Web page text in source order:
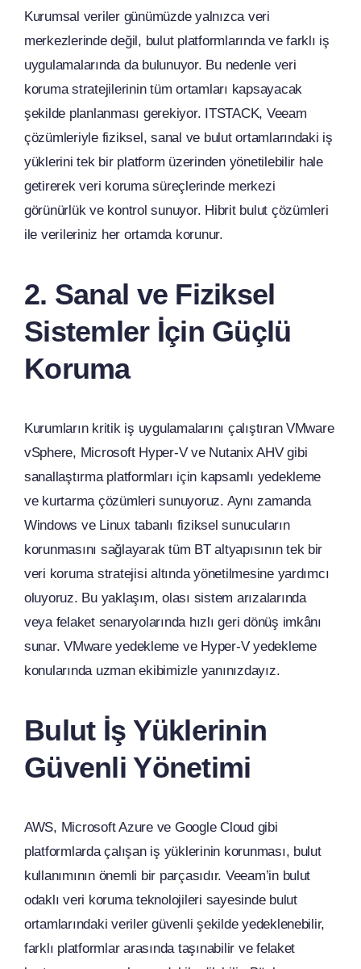
Kurumsal veriler günümüzde yalnızca veri
merkezlerinde değil, bulut platformlarında ve farklı iş
uygulamalarında da bulunuyor. Bu nedenle veri
koruma stratejilerinin tüm ortamları kapsayacak
şekilde planlanması gerekiyor. ITSTACK, Veeam
çözümleriyle fiziksel, sanal ve bulut ortamlarındaki iş
yüklerini tek bir platform üzerinden yönetilebilir hale
getirerek veri koruma süreçlerinde merkezi
görünürlük ve kontrol sunuyor. Hibrit bulut çözümleri
ile verileriniz her ortamda korunur.
2. Sanal ve Fiziksel
Sistemler İçin Güçlü
Koruma
Kurumların kritik iş uygulamalarını çalıştıran VMware
vSphere, Microsoft Hyper-V ve Nutanix AHV gibi
sanallaştırma platformları için kapsamlı yedekleme
ve kurtarma çözümleri sunuyoruz. Aynı zamanda
Windows ve Linux tabanlı fiziksel sunucuların
korunmasını sağlayarak tüm BT altyapısının tek bir
veri koruma stratejisi altında yönetilmesine yardımcı
oluyoruz. Bu yaklaşım, olası sistem arızalarında
veya felaket senaryolarında hızlı geri dönüş imkânı
sunar. VMware yedekleme ve Hyper-V yedekleme
konularında uzman ekibimizle yanınızdayız.
Bulut İş Yüklerinin
Güvenli Yönetimi
AWS, Microsoft Azure ve Google Cloud gibi
platformlarda çalışan iş yüklerinin korunması, bulut
kullanımının önemli bir parçasıdır. Veeam’in bulut
odaklı veri koruma teknolojileri sayesinde bulut
ortamlarındaki veriler güvenli şekilde yedeklenebilir,
farklı platformlar arasında taşınabilir ve felaket